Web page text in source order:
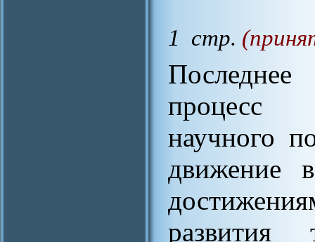
1 стр.
процесс
научного
движение